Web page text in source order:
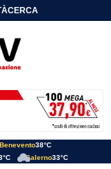
CERCA
Benevento38°C
Salerno33°C